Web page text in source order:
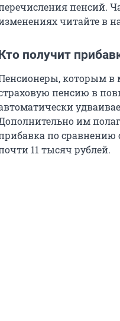
пенсий.
читайте в
получит
которым в
пенсию в
им
по
11 тысяч рублей.